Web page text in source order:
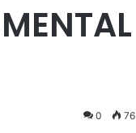
0 76